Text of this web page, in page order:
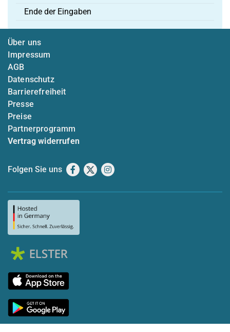
Ende der Eingaben
Über uns
Impressum
AGB
Datenschutz
Barrierefreiheit
Presse
Preise
Partnerprogramm
Vertrag widerrufen
Folgen Sie uns Facebook
X Instagram